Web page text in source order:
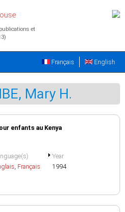
et
English
Français
Mary H.
enfants au Kenya
, Français
Year
1994